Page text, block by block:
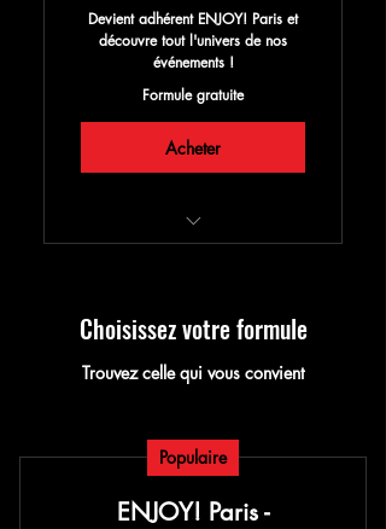
Devient adhérent ENJOY! Paris et
découvre tout l'univers de nos
événements !
Formule gratuite
Acheter
-10% sur les soirées restos
ENJOY! Paris
Choisissez votre formule
Trouvez celle qui vous convient
Populaire
ENJOY! Paris -